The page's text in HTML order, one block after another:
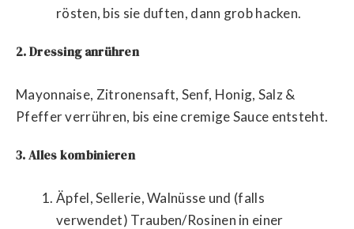
rösten, bis sie duften, dann grob hacken.
2. Dressing anrühren
Mayonnaise, Zitronensaft, Senf, Honig, Salz &
Pfeffer verrühren, bis eine cremige Sauce entsteht.
3. Alles kombinieren
Äpfel, Sellerie, Walnüsse und (falls
verwendet) Trauben/Rosinen in einer